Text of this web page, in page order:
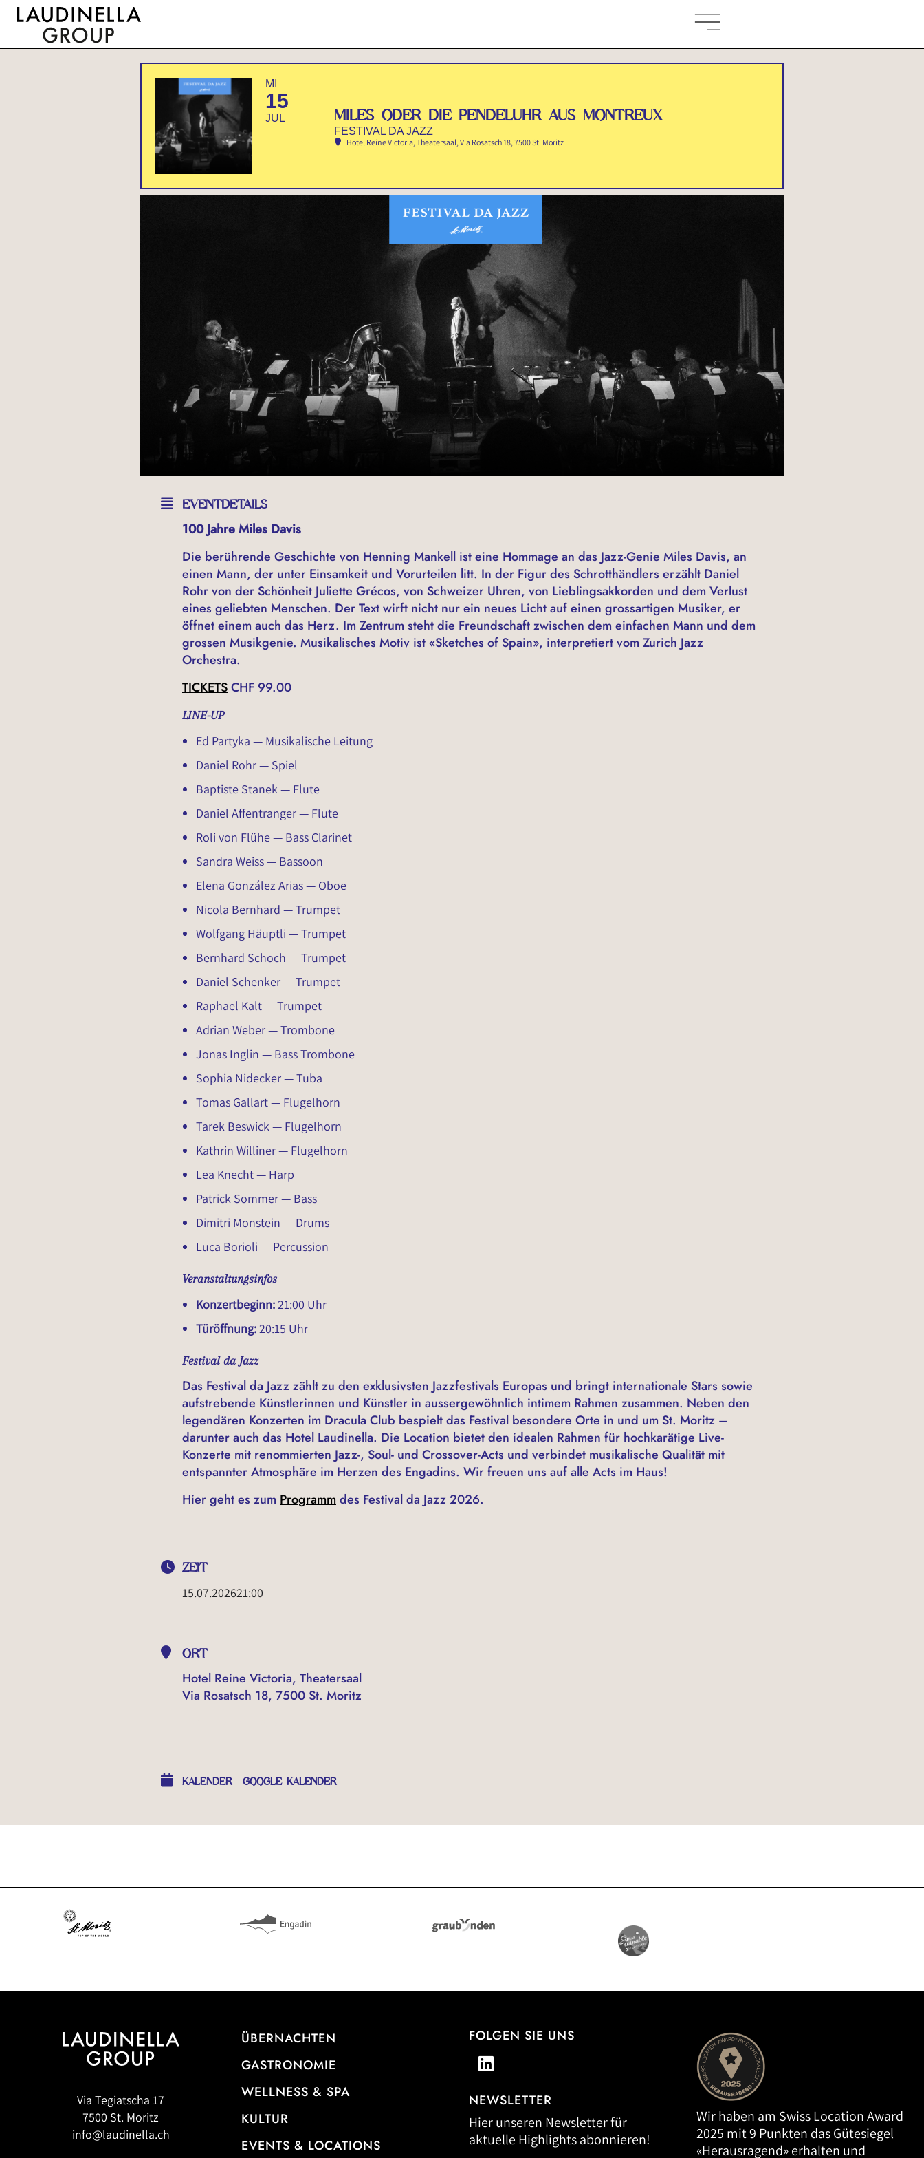
MI
15
JUL MILES ODER DIE PENDELUHR AUS MONTREUX
FESTIVAL DA JAZZ
Hotel Reine Victoria, Theatersaal, Via Rosatsch 18, 7500 St. Moritz
EVENTDETAILS
100 Jahre Miles Davis
Die berührende Geschichte von Henning Mankell ist eine Hommage an das Jazz-Genie Miles Davis, an
einen Mann, der unter Einsamkeit und Vorurteilen litt. In der Figur des Schrotthändlers erzählt Daniel
Rohr von der Schönheit Juliette Grécos, von Schweizer Uhren, von Lieblingsakkorden und dem Verlust
eines geliebten Menschen. Der Text wirft nicht nur ein neues Licht auf einen grossartigen Musiker, er
öffnet einem auch das Herz. Im Zentrum steht die Freundschaft zwischen dem einfachen Mann und dem
grossen Musikgenie. Musikalisches Motiv ist «Sketches of Spain», interpretiert vom Zurich Jazz
Orchestra.
TICKETSCHF 99.00
LINE-UP
Ed Partyka — Musikalische Leitung
Daniel Rohr — Spiel
Baptiste Stanek — Flute
Daniel Affentranger — Flute
Roli von Flühe — Bass Clarinet
Sandra Weiss — Bassoon
Elena González Arias — Oboe
Nicola Bernhard — Trumpet
Wolfgang Häuptli — Trumpet
Bernhard Schoch — Trumpet
Daniel Schenker — Trumpet
Raphael Kalt — Trumpet
Adrian Weber — Trombone
Jonas Inglin — Bass Trombone
Sophia Nidecker — Tuba
Tomas Gallart — Flugelhorn
Tarek Beswick — Flugelhorn
Kathrin Williner — Flugelhorn
Lea Knecht — Harp
Patrick Sommer — Bass
Dimitri Monstein — Drums
Luca Borioli — Percussion
Veranstaltungsinfos
Konzertbeginn:21:00 Uhr
Türöffnung:20:15 Uhr
Festival da Jazz
Das Festival da Jazz zählt zu den exklusivsten Jazzfestivals Europas und bringt internationale Stars sowie
aufstrebende Künstlerinnen und Künstler in aussergewöhnlich intimem Rahmen zusammen. Neben den
legendären Konzerten im Dracula Club bespielt das Festival besondere Orte in und um St. Moritz –
darunter auch das Hotel Laudinella. Die Location bietet den idealen Rahmen für hochkarätige Live-
Konzerte mit renommierten Jazz-, Soul- und Crossover-Acts und verbindet musikalische Qualität mit
entspannter Atmosphäre im Herzen des Engadins. Wir freuen uns auf alle Acts im Haus!
Hier geht es zum Programmdes Festival da Jazz 2026.
ZEIT
15.07.202621:00
ORT
Hotel Reine Victoria, Theatersaal
Via Rosatsch 18, 7500 St. Moritz
KALENDER GOOGLE KALENDER
Via Tegiatscha 17
7500 St. Moritz
info@laudinella.ch
ÜBERNACHTEN
GASTRONOMIE
WELLNESS & SPA
KULTUR
EVENTS & LOCATIONS
FOLGEN SIE UNS
NEWSLETTER
Hier unseren Newsletter für
aktuelle Highlights abonnieren!
Wir haben am Swiss Location Award
2025 mit 9 Punkten das Gütesiegel
«Herausragend» erhalten und